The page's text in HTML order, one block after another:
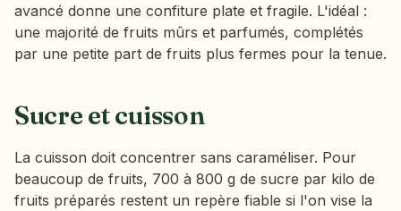
avancé donne une confiture plate et fragile. L'idéal :
une majorité de fruits mûrs et parfumés, complétés
par une petite part de fruits plus fermes pour la tenue.
Sucre et cuisson
La cuisson doit concentrer sans caraméliser. Pour
beaucoup de fruits, 700 à 800 g de sucre par kilo de
fruits préparés restent un repère fiable si l'on vise la